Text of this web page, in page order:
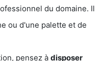
du domaine. Il
ou d'une palette et de
pensez à disposer